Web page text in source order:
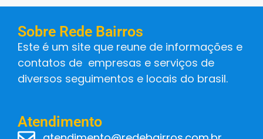
Sobre Rede Bairros
Este é um site que reune de informações e
contatos de empresas e serviços de
diversos seguimentos e locais do brasil.
Atendimento